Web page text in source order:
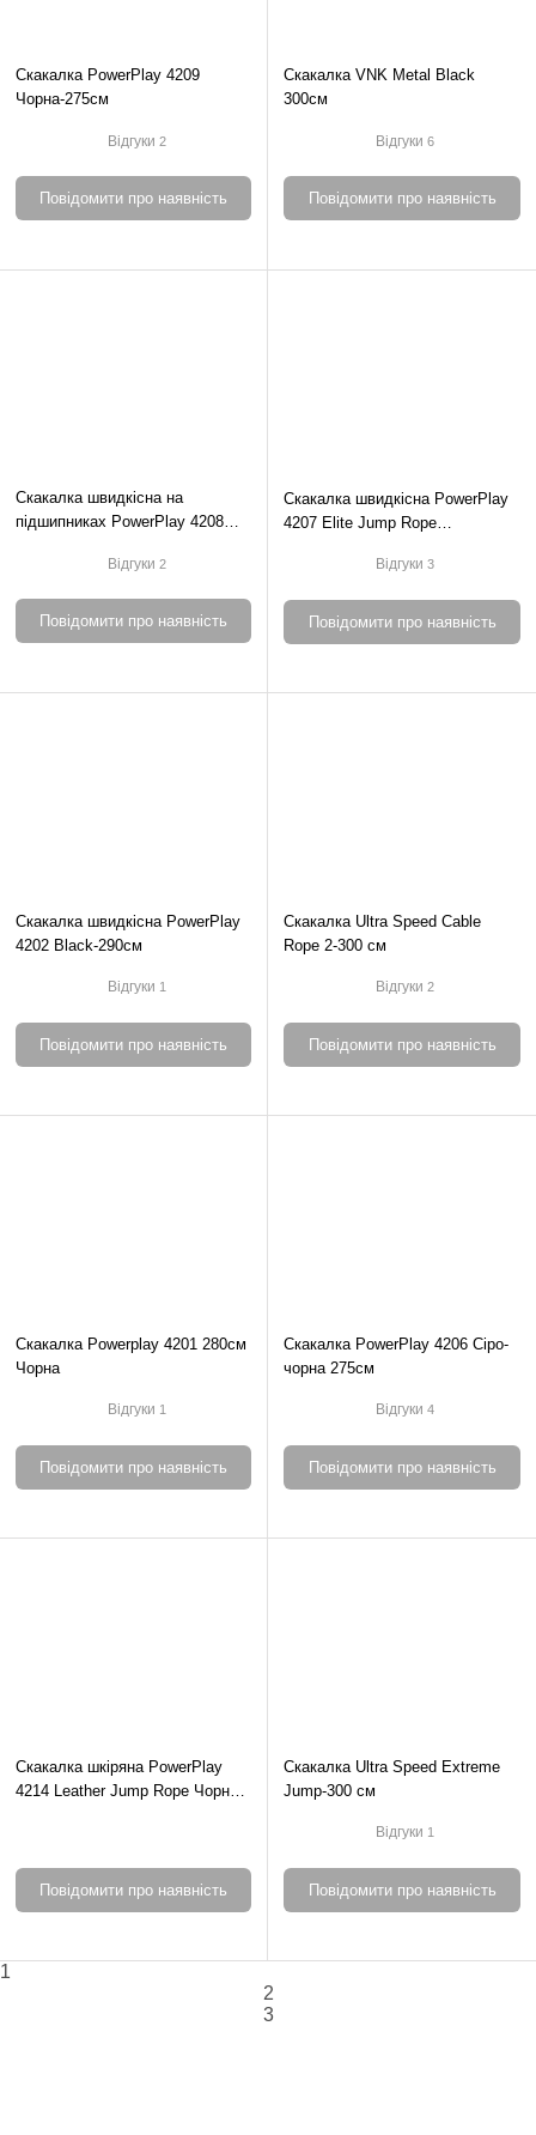
Скакалка PowerPlay 4209
Чорна-275см
Відгуки2
Повідомити про наявність
Скакалка VNK Metal Black
300см
Відгуки6
Повідомити про наявність
Скакалка швидкісна на
підшипниках PowerPlay 4208
Відгуки2
Повідомити про наявність
Скакалка швидкісна PowerPlay
4207 Elite Jump Rope
Відгуки3
Повідомити про наявність
Скакалка швидкісна PowerPlay
4202 Black-290см
Відгуки 1
Повідомити про наявність
Cкакалка Ultra Speed Cable
Rope 2-300 см
Відгуки2
Повідомити про наявність
Скакалка Powerplay 4201 280см
Чорна
Відгуки 1
Повідомити про наявність
Скакалка PowerPlay 4206 Сіро-
чорна 275см
Відгуки4
Повідомити про наявність
Скакалка шкіряна PowerPlay
4214 Leather Jump Rope Чорна
Повідомити про наявність
Скакалка Ultra Speed Extreme
Jump-300 см
Відгуки 1
Повідомити про наявність
1
2
3